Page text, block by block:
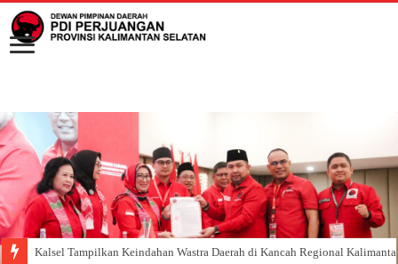
Kalsel Tampilkan Keindahan Wastra Daerah di Kancah Regional